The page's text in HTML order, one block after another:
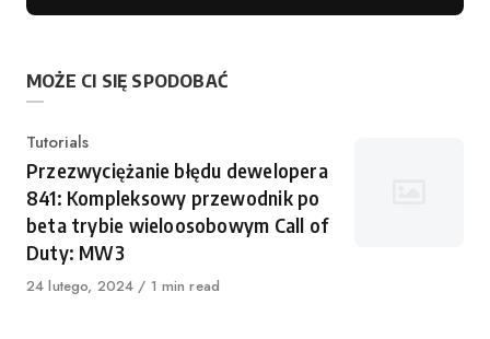
MOŻE CI SIĘ SPODOBAĆ
Kategoria
Tutorials
Przezwyciężanie błędu dewelopera
841: Kompleksowy przewodnik po
beta trybie wieloosobowym Call of
Duty: MW3
Opublikowano
24 lutego, 2024 1 min read